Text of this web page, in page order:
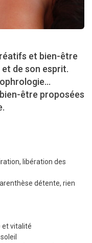
et bien-être
de son esprit.
être proposées
libération des
détente, rien
et vitalité